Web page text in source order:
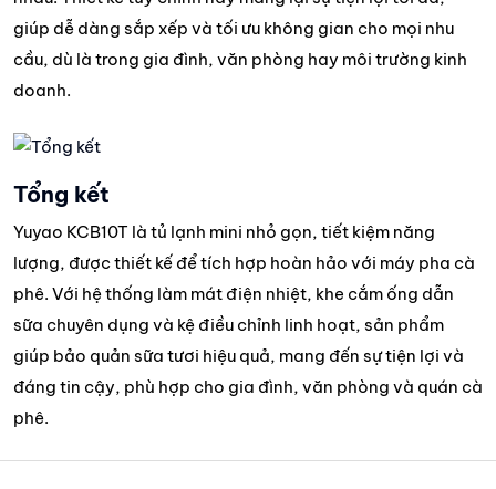
giúp dễ dàng sắp xếp và tối ưu không gian cho mọi nhu
cầu, dù là trong gia đình, văn phòng hay môi trường kinh
doanh.
Tổng kết
Yuyao KCB10T là tủ lạnh mini nhỏ gọn, tiết kiệm năng
lượng, được thiết kế để tích hợp hoàn hảo với máy pha cà
phê. Với hệ thống làm mát điện nhiệt, khe cắm ống dẫn
sữa chuyên dụng và kệ điều chỉnh linh hoạt, sản phẩm
giúp bảo quản sữa tươi hiệu quả, mang đến sự tiện lợi và
đáng tin cậy, phù hợp cho gia đình, văn phòng và quán cà
phê.